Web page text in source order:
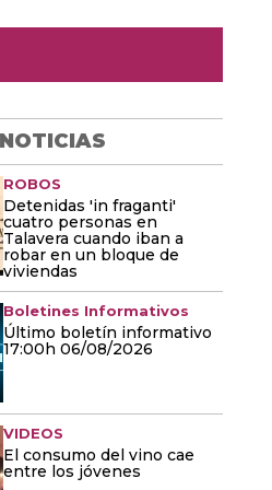
ROBOS
Detenidas 'in fraganti'
cuatro personas en
Talavera cuando iban a
robar en un bloque de
viviendas
Boletines Informativos
Último boletín informativo
17:00h 06/08/2026
VIDEOS
El consumo del vino cae
entre los jóvenes